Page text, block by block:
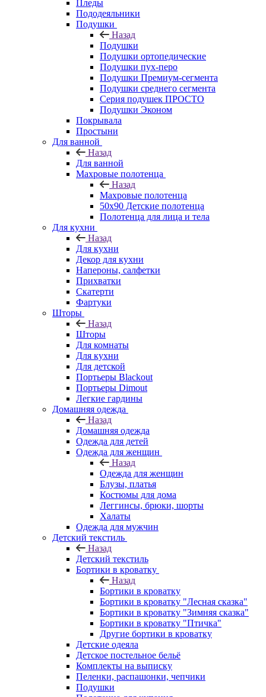
Пледы
Пододеяльники
Подушки
Назад
Подушки
Подушки ортопедические
Подушки пух-перо
Подушки Премиум-сегмента
Подушки среднего сегмента
Серия подушек ПРОСТО
Подушки Эконом
Покрывала
Простыни
Для ванной
Назад
Для ванной
Махровые полотенца
Назад
Махровые полотенца
50х90 Детские полотенца
Полотенца для лица и тела
Для кухни
Назад
Для кухни
Декор для кухни
Напероны, салфетки
Прихватки
Скатерти
Фартуки
Шторы
Назад
Шторы
Для комнаты
Для кухни
Для детской
Портьеры Blackout
Портьеры Dimout
Легкие гардины
Домашняя одежда
Назад
Домашняя одежда
Одежда для детей
Одежда для женщин
Назад
Одежда для женщин
Блузы, платья
Костюмы для дома
Леггинсы, брюки, шорты
Халаты
Одежда для мужчин
Детский текстиль
Назад
Детский текстиль
Бортики в кроватку
Назад
Бортики в кроватку
Бортики в кроватку "Лесная сказка"
Бортики в кроватку "Зимняя сказка"
Бортики в кроватку "Птичка"
Другие бортики в кроватку
Детские одеяла
Детское постельное бельё
Комплекты на выписку
Пеленки, распашонки, чепчики
Подушки